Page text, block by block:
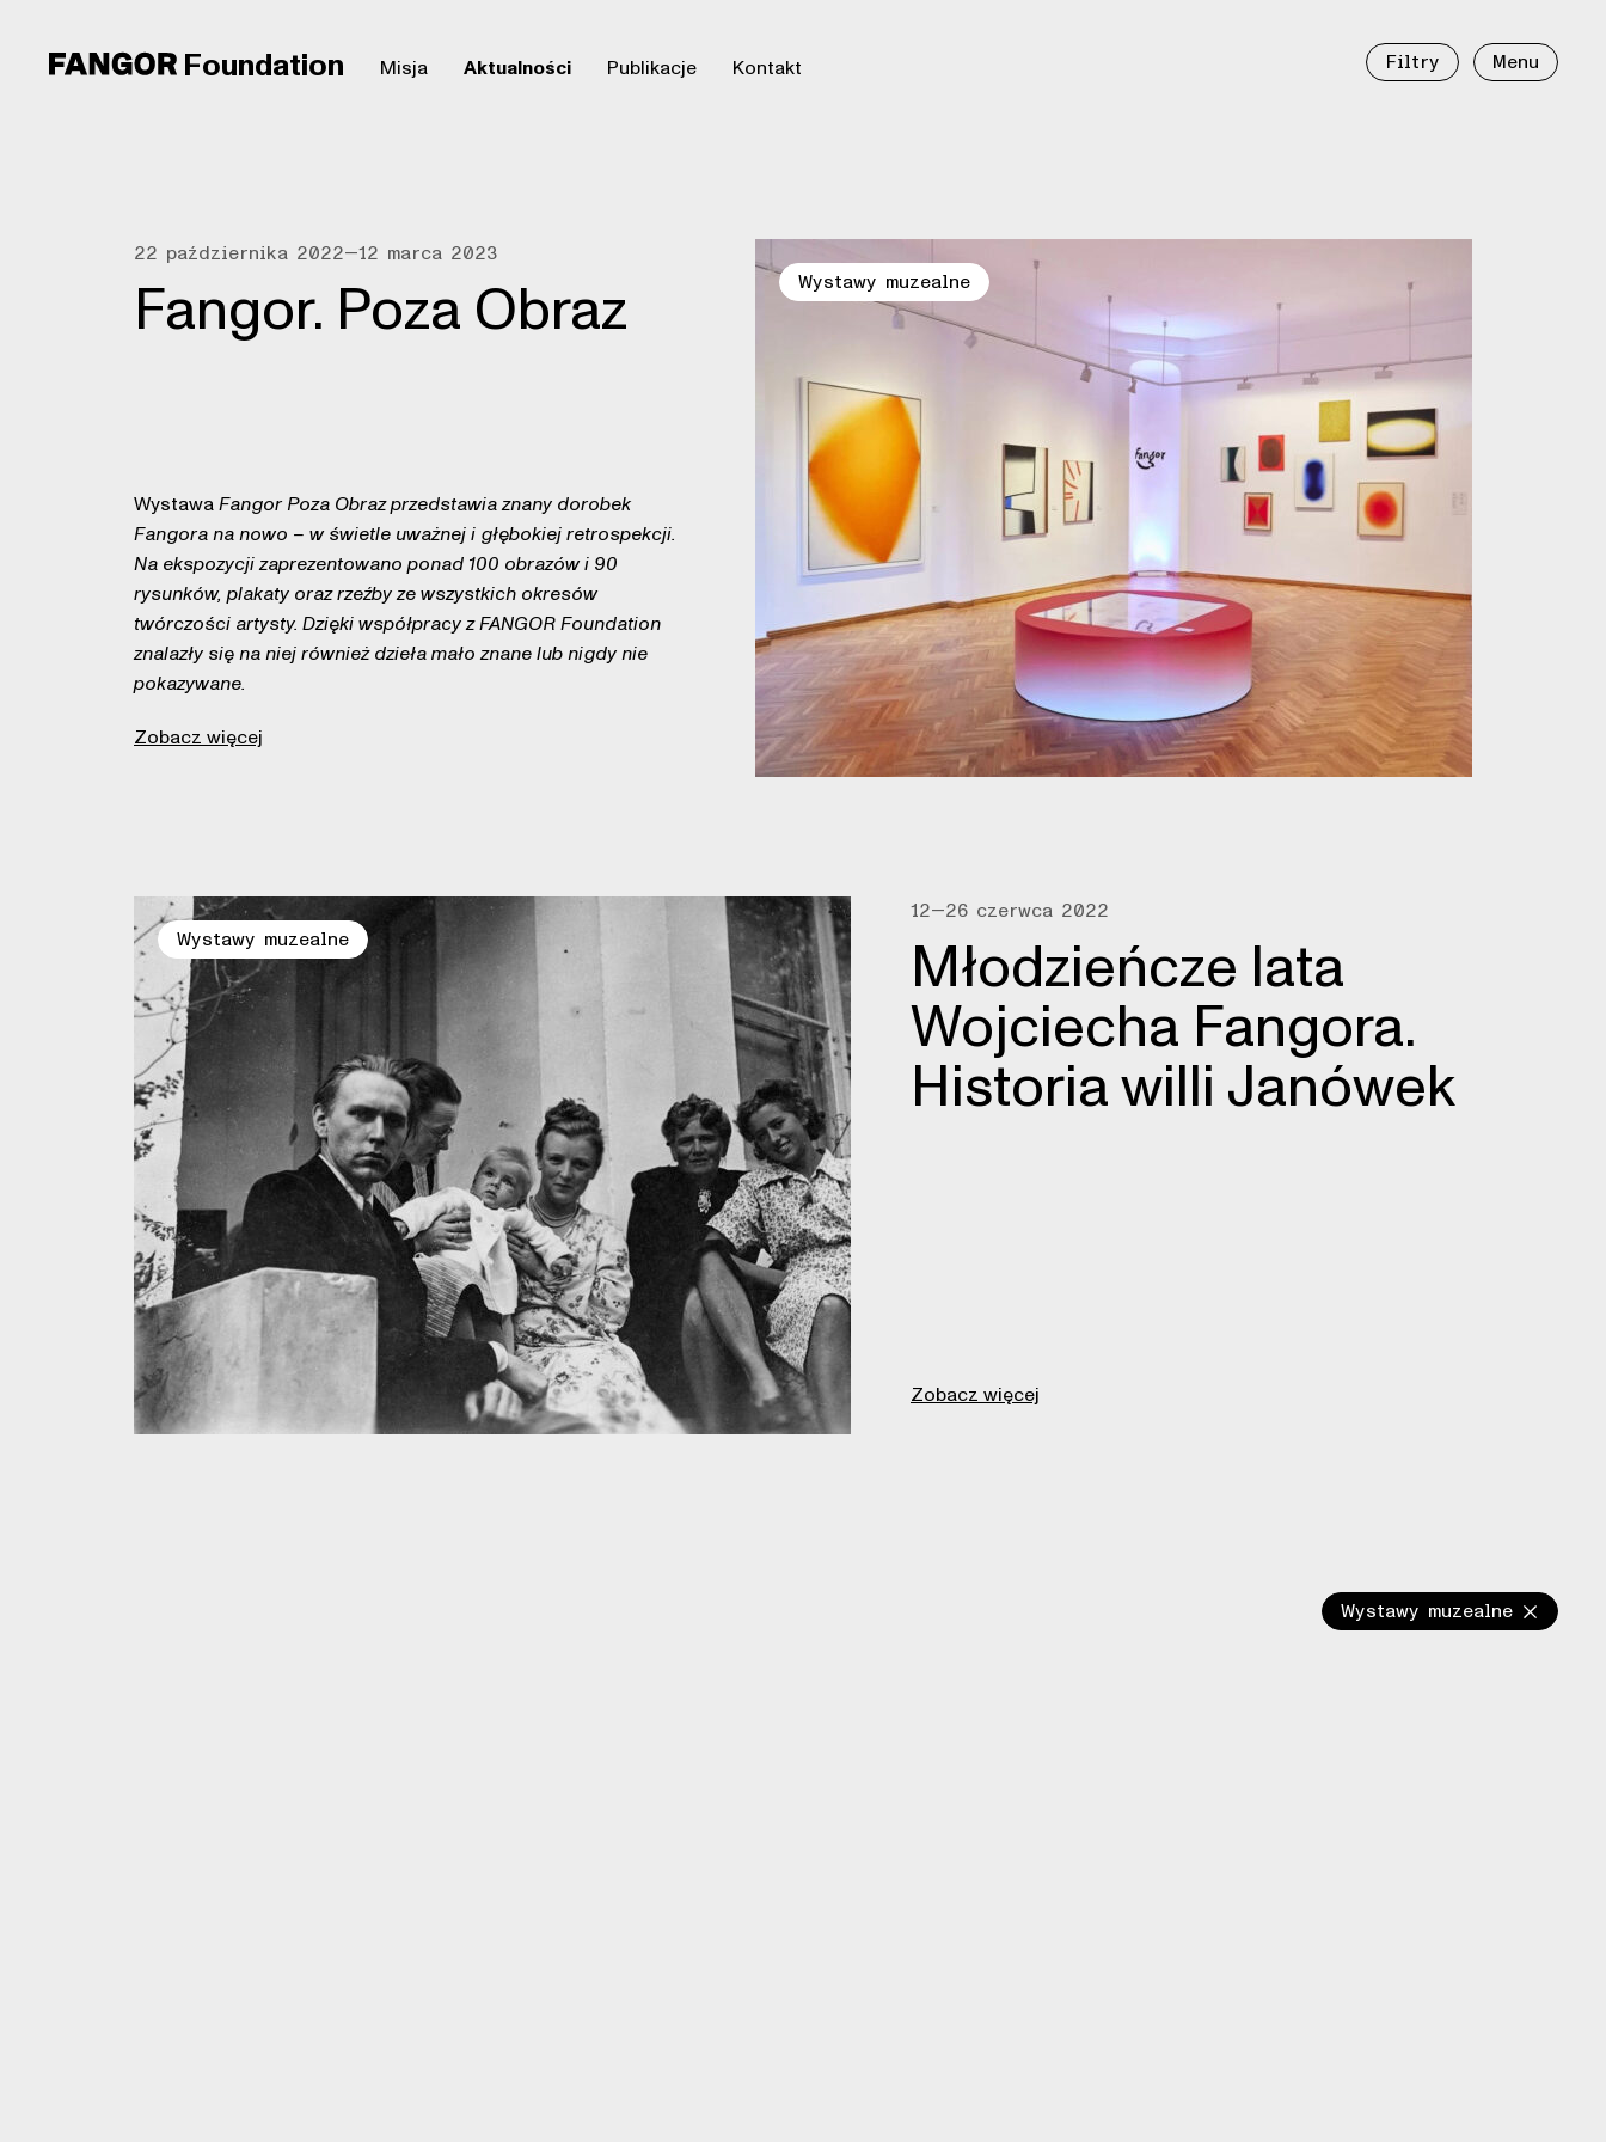
Foundation Misja Aktualności Publikacje Kontakt Filtry Menu
Wystawy muzealne
22 października 2022—12 marca 2023
Fangor. Poza Obraz
Wystawa Fangor Poza Obrazprzedstawia znany dorobek
Fangora na nowo – w świetle uważnej i głębokiej retrospekcji.
Na ekspozycji zaprezentowano ponad 100 obrazów i 90
rysunków, plakaty oraz rzeźby ze wszystkich okresów
twórczości artysty. Dzięki współpracy z FANGOR Foundation
znalazły się na niej również dzieła mało znane lub nigdy nie
pokazywane.
Zobacz więcej
Wystawy muzealne
12—26 czerwca 2022
Młodzieńcze lata
Wojciecha Fangora.
Historia willi Janówek
Zobacz więcej
Wystawy muzealne